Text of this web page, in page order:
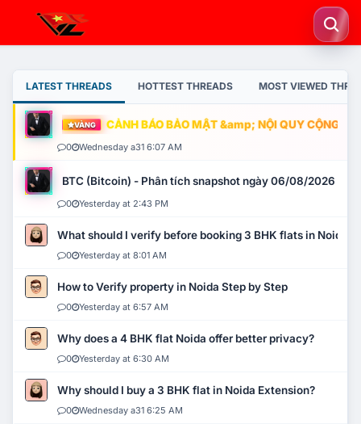
LATEST THREADS HOTTEST THREADS MOST VIEWED
VÀNG CẢNH BÁO BẢO MẬT &amp; NỘI QUY CỘNG
0 Wednesday a31 6:07 AM
BTC (Bitcoin) - Phân tích snapshot ngày 06/08/2026
0 Yesterday at 2:43 PM
What should I verify before booking 3 BHK flats in Noida?
0 Yesterday at 8:01 AM
How to Verify property in Noida Step by Step
0 Yesterday at 6:57 AM
Why does a 4 BHK flat Noida offer better privacy?
0 Yesterday at 6:30 AM
Why should I buy a 3 BHK flat in Noida Extension?
0 Wednesday a31 6:25 AM